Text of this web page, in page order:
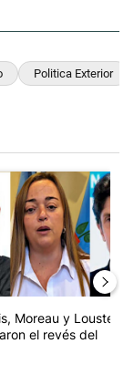
Politica Exterior
impugnó a
de tendencia con
Moreau y Lousteau
el revés del